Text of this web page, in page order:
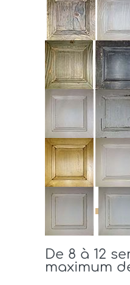
De 8 à 12
maximum